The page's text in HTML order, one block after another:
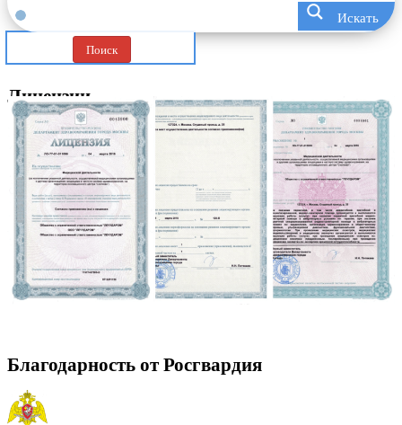
Искать
Поиск
Лицензии
Благодарность от Росгвардия